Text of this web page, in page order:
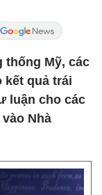
thống Mỹ, các
kết quả trái
luận cho các
Nhà